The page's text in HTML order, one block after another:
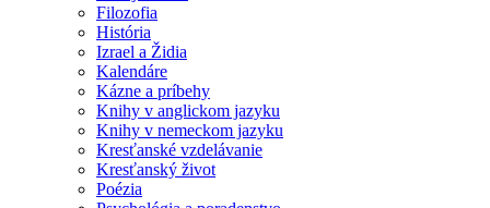
Filozofia
História
Izrael a Židia
Kalendáre
Kázne a príbehy
Knihy v anglickom jazyku
Knihy v nemeckom jazyku
Kresťanské vzdelávanie
Kresťanský život
Poézia